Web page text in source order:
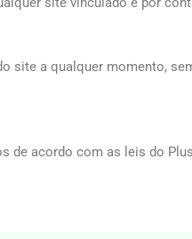
site a qualquer momento,
de acordo com as leis do